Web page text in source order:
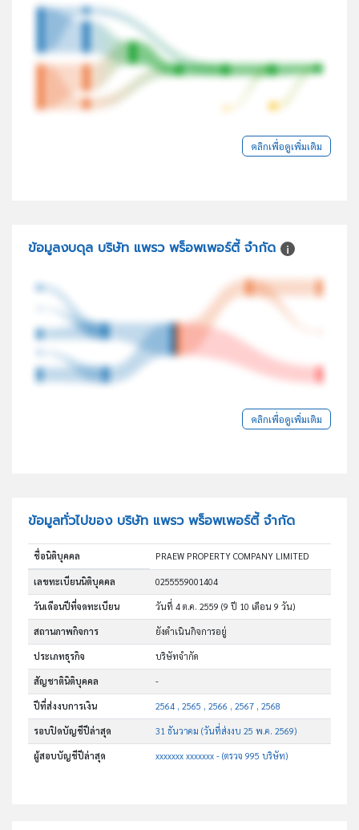
คลิกเพื่อดูเพิ่มเติม
ข้อมูลงบดุล บริษัท แพรว พร็อพเพอร์ตี้ จำกัด
คลิกเพื่อดูเพิ่มเติม
ข้อมูลทั่วไปของ บริษัท แพรว พร็อพเพอร์ตี้ จำกัด
ชื่อนิติบุคคล PRAEW PROPERTY COMPANY LIMITED
เลขทะเบียนนิติบุคคล 0255559001404
วันเดือนปีที่จดทะเบียน วันที่ 4 ต.ค. 2559(9 ปี 10 เดือน 9 วัน)
สถานภาพกิจการ ยังดำเนินกิจการอยู่
ประเภทธุรกิจ บริษัทจำกัด
สัญชาตินิติบุคคล -
ปีที่ส่งงบการเงิน 2564 , 2565 , 2566 , 2567 , 2568
รอบปิดบัญชีปีล่าสุด 31 ธันวาคม (วันที่ส่งงบ 25 พ.ค. 2569)
ผู้สอบบัญชีปีล่าสุด xxxxxxx xxxxxxx - (ตรวจ 995 บริษัท)